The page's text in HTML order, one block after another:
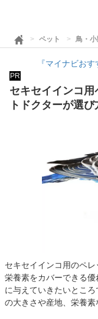
ペット 鳥・
『マイナビお
PR
セキセイインコ
トドクターが選
セキセイインコ用のペ
栄養素をカバーできる
に与えていきたいとこ
の大きさや産地、栄養素